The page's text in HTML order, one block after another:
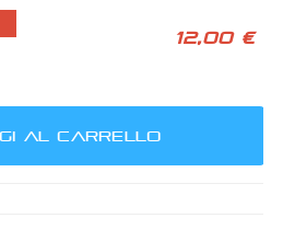
12,00 €
AL CARRELLO